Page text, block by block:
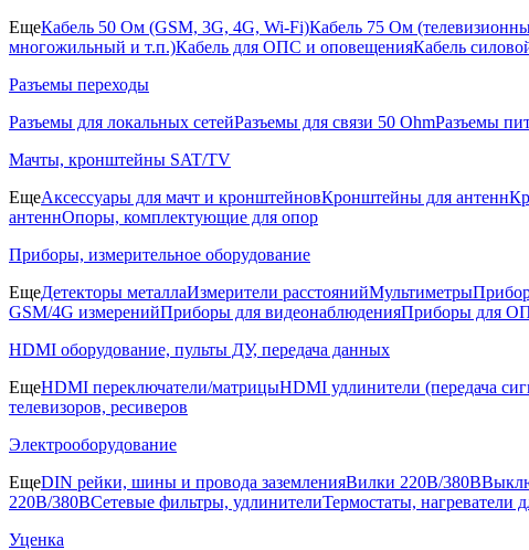
ЕщеКабель 50 Ом (GSM, 3G, 4G, Wi-Fi)Кабель 75 Ом
многожильный и т.п.)Кабель для ОПС и оповещенияКабель
Разъемы переходы
Разъемы для локальных сетейРазъемы для связи 50 OhmРазъемы
Мачты, кронштейны SAT/TV
ЕщеАксессуары для мачт и кронштейновКронштейны для антенн
антеннОпоры, комплектующие для опор
Приборы, измерительное оборудование
ЕщеДетекторы металлаИзмерители расстоянийМультиметры
GSM/4G измеренийПриборы для видеонаблюденияПриборы для
HDMI оборудование, пульты ДУ, передача данных
ЕщеHDMI переключатели/матрицыHDMI удлинители (передача
телевизоров, ресиверов
Электрооборудование
ЕщеDIN рейки, шины и провода заземленияВилки 220В/380В
220В/380ВСетевые фильтры, удлинителиТермостаты, нагреватели
Уценка